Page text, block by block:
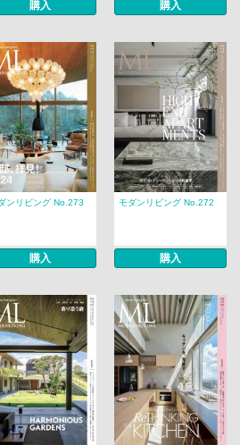
購入 購入
ンリビング No.273
購入
モダンリビング No.272
購入